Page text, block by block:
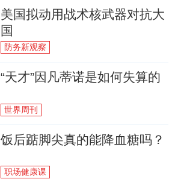
美国拟动用战术核武器对抗大
国
防务新观察
“天才”因凡蒂诺是如何失算的
世界周刊
饭后踮脚尖真的能降血糖吗？
职场健康课